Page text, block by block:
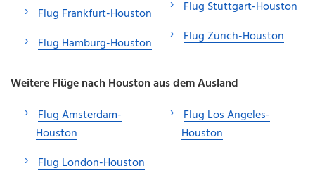
Flug Frankfurt-Houston
Flug Hamburg-Houston
Flug Stuttgart-Houston
Flug Zürich-Houston
Weitere Flüge nach Houston aus dem Ausland
Flug Amsterdam-
Houston
Flug London-Houston
Flug Los Angeles-
Houston